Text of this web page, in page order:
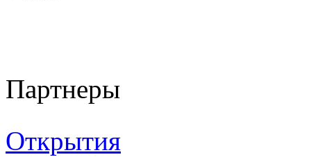
Партнеры
Открытия